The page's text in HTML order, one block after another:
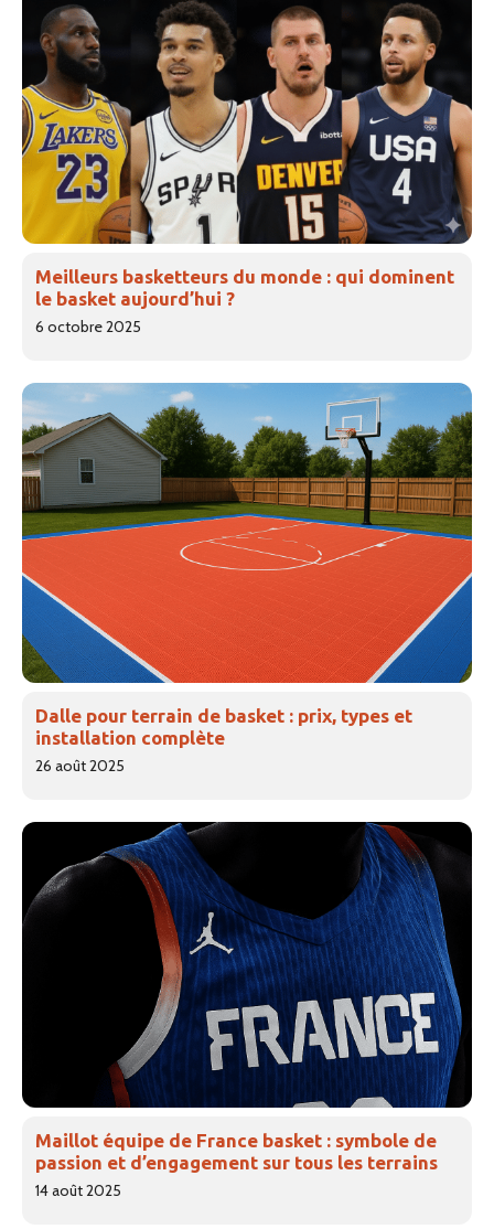
Meilleurs basketteurs du monde : qui dominent
le basket aujourd’hui ?
6 octobre 2025
Dalle pour terrain de basket : prix, types et
installation complète
26 août 2025
Maillot équipe de France basket : symbole de
passion et d’engagement sur tous les terrains
14 août 2025